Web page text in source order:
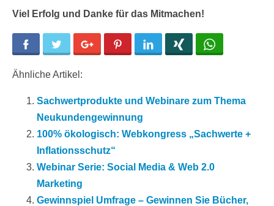
Viel Erfolg und Danke für das Mitmachen!
Facebook Twitter Google+ Pinterest LinkedIn
Ähnliche Artikel:
Sachwertprodukte und Webinare zum Thema
Neukundengewinnung
100% ökologisch: Webkongress „Sachwerte +
Inflationsschutz“
Webinar Serie: Social Media & Web 2.0
Marketing
Gewinnspiel Umfrage – Gewinnen Sie Bücher,